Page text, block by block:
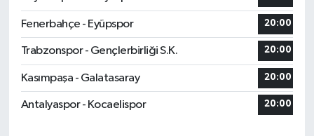
Fenerbahçe - Eyüpspor 20:00
Trabzonspor - Gençlerbirliği S.K. 20:00
Kasımpaşa - Galatasaray 20:00
Antalyaspor - Kocaelispor 20:00